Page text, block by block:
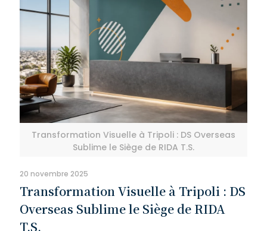
Transformation Visuelle à Tripoli : DS Overseas
Sublime le Siège de RIDA T.S.
20 novembre 2025
Transformation Visuelle à Tripoli : DS
Overseas Sublime le Siège de RIDA
T.S.